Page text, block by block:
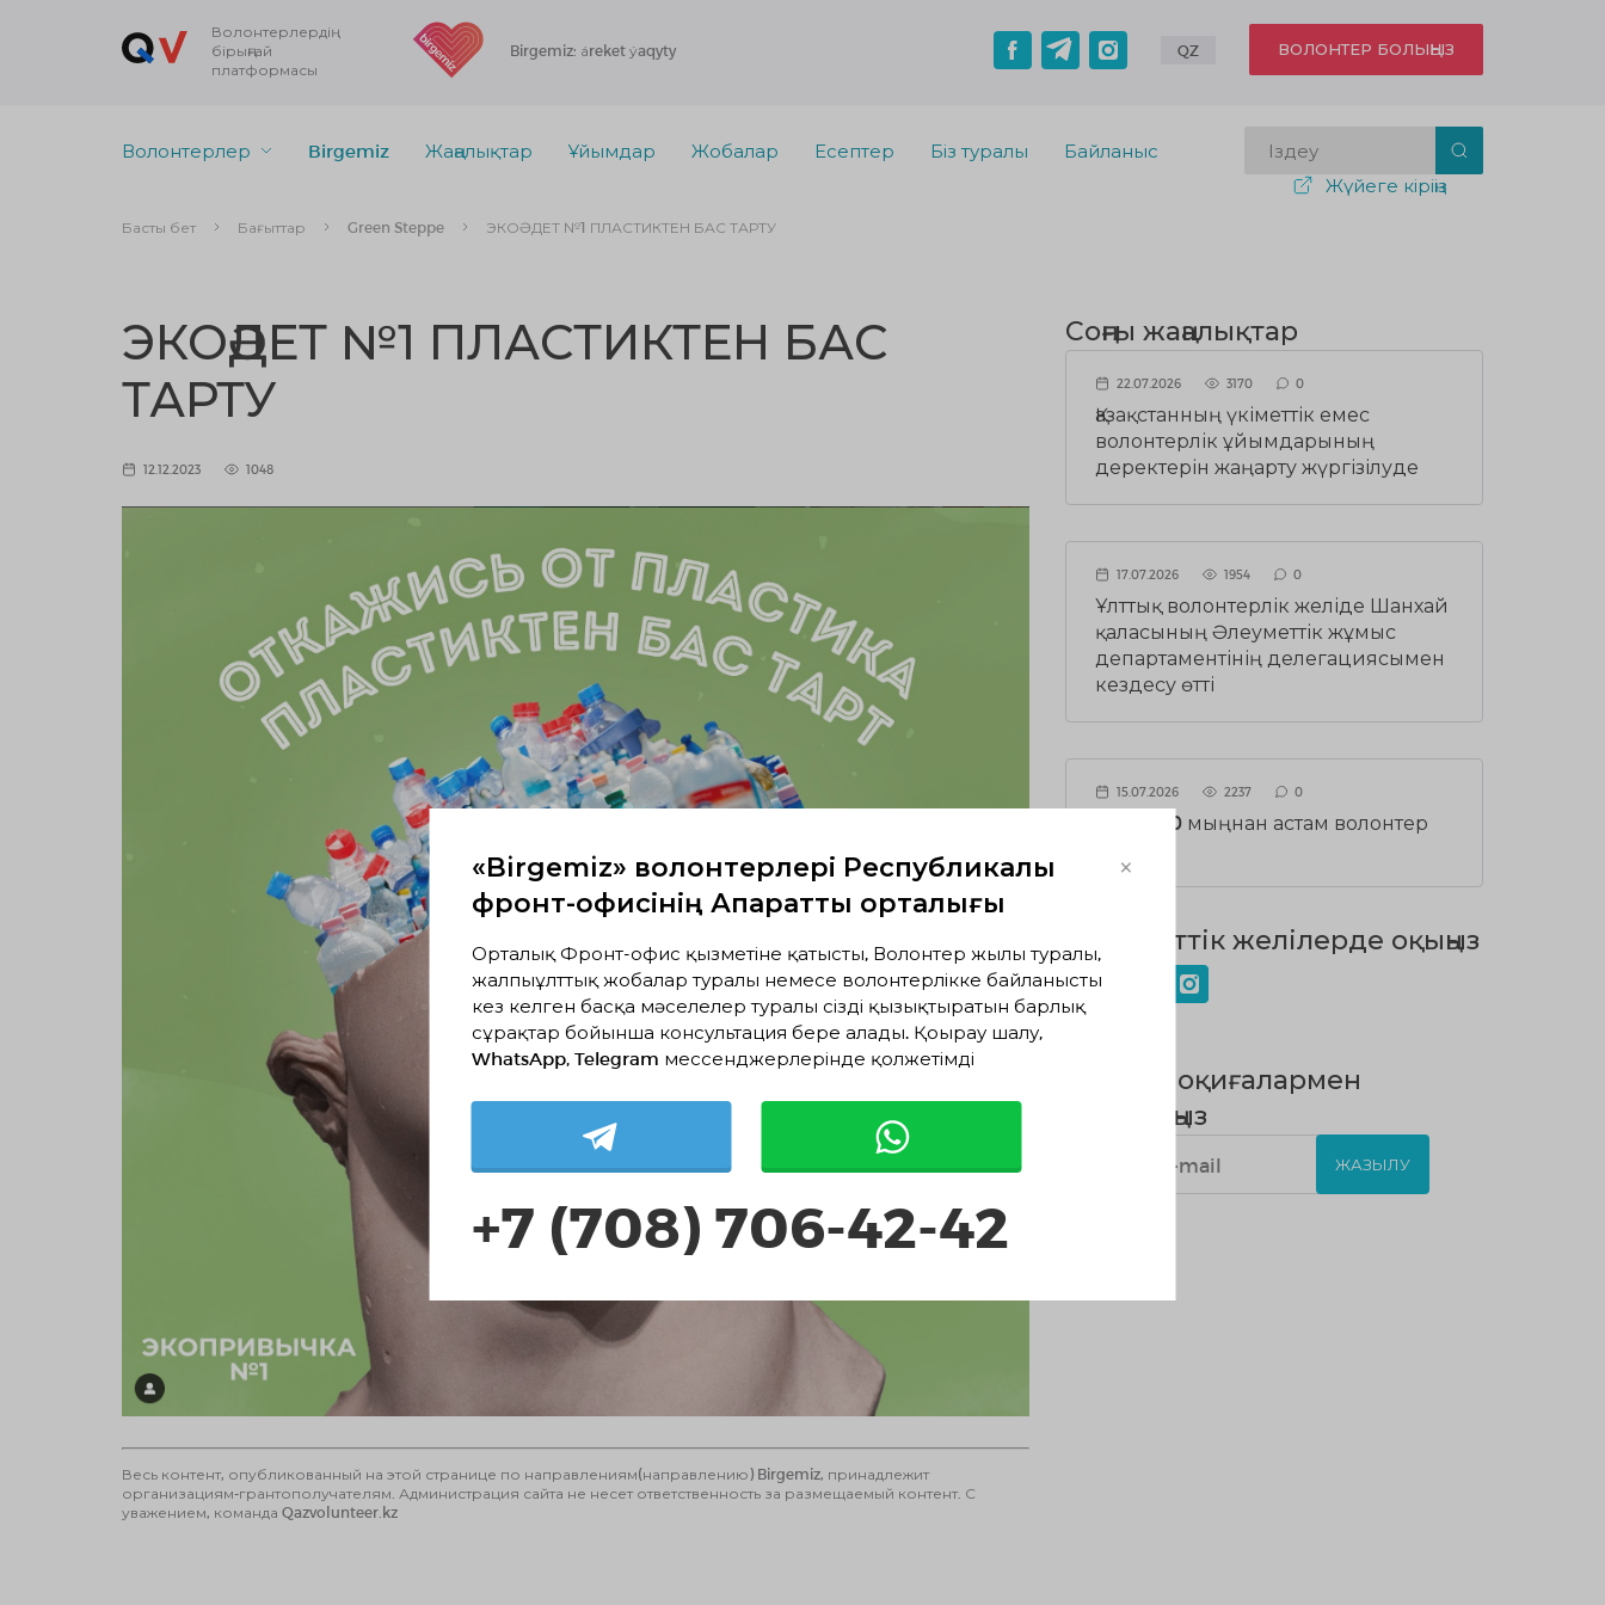
Волонтерлердің
бірыңғай
платформасы
Birgemiz: áreket ýaqyty QZ ВОЛОНТЕР БОЛЫҢЫЗ
Волонтерлер Birgemiz Жаңалықтар Ұйымдар Жобалар Есептер Біз туралы
Байланыс
Жүйеге кіріңіз
Басты бет Бағыттар Green Steppe ЭКОӘДЕТ №1 ПЛАСТИКТЕН БАС ТАРТУ
ЭКОӘДЕТ №1 ПЛАСТИКТЕН БАС
ТАРТУ
12.12.2023 1048
Весь контент, опубликованный на этой странице по направлениям(направлению) Birgemiz, принадлежит
организациям-грантополучателям. Администрация сайта не несет ответственность за размещаемый контент. С
уважением, команда Qazvolunteer.kz
Соңғы жаңалықтар
22.07.2026 3170 0
Қазақстанның үкіметтік емес
волонтерлік ұйымдарының
деректерін жаңарту жүргізілуде
17.07.2026 1954 0
Ұлттық волонтерлік желіде Шанхай
қаласының Әлеуметтік жұмыс
департаментінің делегациясымен
кездесу өтті
15.07.2026 2237 0
СҚО-да 10 мыңнан астам волонтер
Әлеуметтік желілерде оқыңыз
Барлық оқиғалармен
жаңартыңыз
ЖАЗЫЛУ
«Birgemiz» волонтерлері Республикалық
фронт-офисінің Ақпараттық орталығы
×
Орталық Фронт-офис қызметіне қатысты, Волонтер жылы туралы,
жалпыұлттық жобалар туралы немесе волонтерлікке байланысты
кез келген басқа мәселелер туралы сізді қызықтыратын барлық
сұрақтар бойынша консультация бере алады. Қоңырау шалу,
WhatsApp, Telegram мессенджерлерінде қолжетімді
+7 (708) 706-42-42